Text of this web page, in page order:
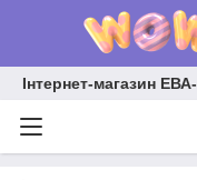
Інтернет-магазин